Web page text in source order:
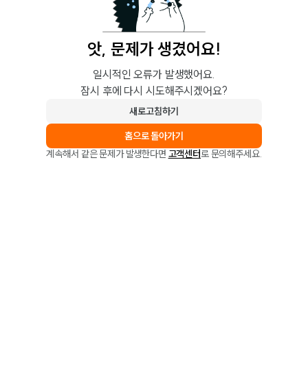
앗, 문제가 생겼어요!
일시적인 오류가 발생했어요.
잠시 후에 다시 시도해주시겠어요?
새로고침하기
홈으로 돌아가기
계속해서 같은 문제가 발생한다면 고객센터로 문의해주세요.